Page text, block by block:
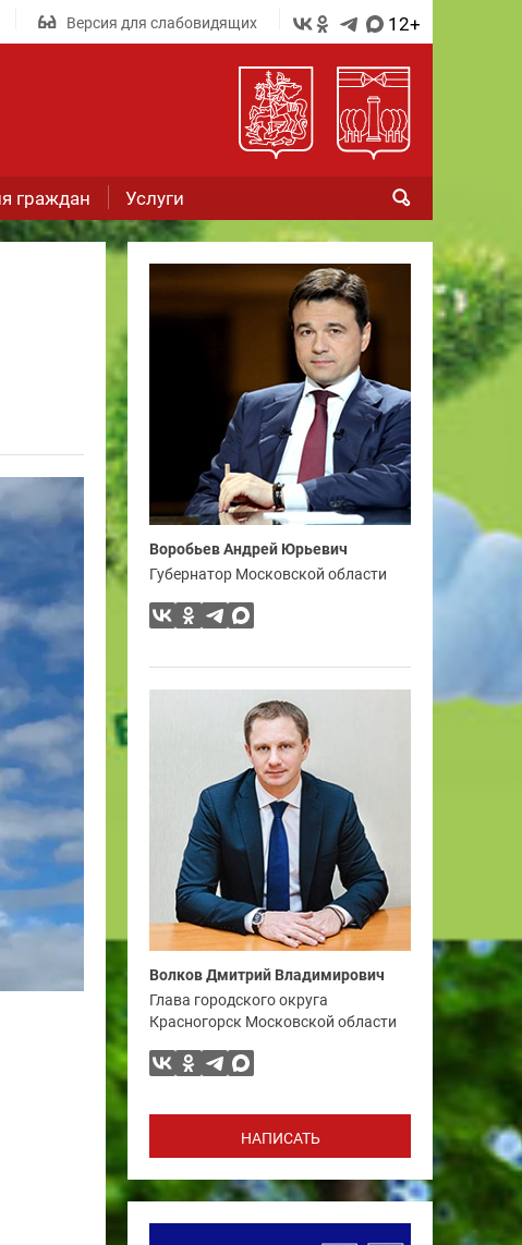
Версия для слабовидящих 12+
граждан Услуги
Воробьев Андрей Юрьевич
Губернатор Московской области
Волков Дмитрий Владимирович
Глава городского округа
Красногорск Московской области
НАПИСАТЬ